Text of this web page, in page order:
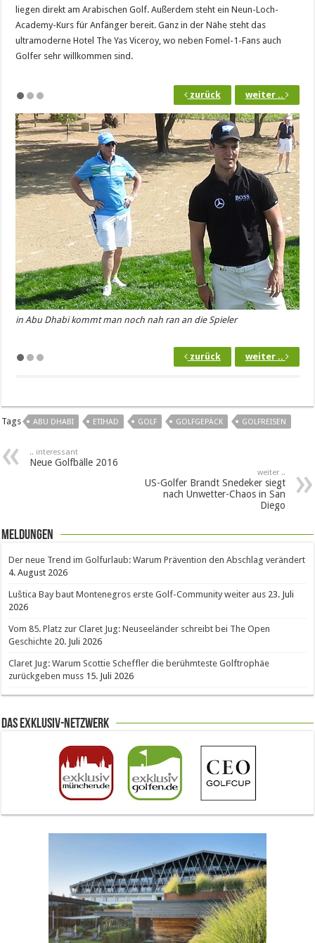
liegen direkt am Arabischen Golf. Außerdem steht ein Neun-Loch-
Academy-Kurs für Anfänger bereit. Ganz in der Nähe steht das
ultramoderne Hotel The Yas Viceroy, wo neben Fomel-1-Fans auch
Golfer sehr willkommen sind.
weiter ..
zurück
in Abu Dhabi kommt man noch nah ran an die Spieler
weiter ..
zurück
Tags ABU DHABI ETIHAD GOLF GOLFGEPÄCK GOLFREISEN
.. interessant
Neue Golfbälle 2016
weiter ..
US-Golfer Brandt Snedeker siegt
nach Unwetter-Chaos in San
Diego
Meldungen
Der neue Trend im Golfurlaub: Warum Prävention den Abschlag verändert
4. August 2026
Luštica Bay baut Montenegros erste Golf-Community weiter aus 23. Juli
2026
Vom 85. Platz zur Claret Jug: Neuseeländer schreibt bei The Open
Geschichte 20. Juli 2026
Claret Jug: Warum Scottie Scheffler die berühmteste Golftrophäe
zurückgeben muss 15. Juli 2026
Das Exklusiv-Netzwerk
The Open 2026 in Royal Birkdale: Warum der